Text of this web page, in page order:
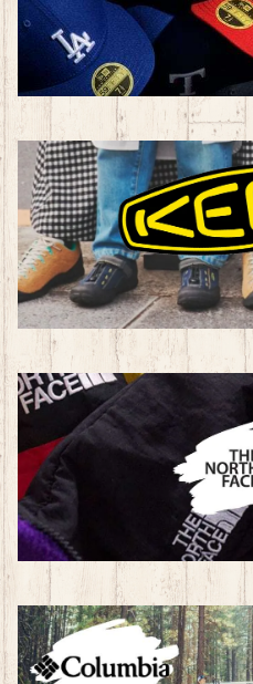
子ども用品
トレーニングシューズ
トレーニングウェア（ユニセックス）
トレーニングウェア（レディース）
カジュアル・アウトドア用品
子ども用品
BAG
帽子
その他